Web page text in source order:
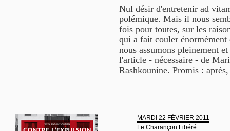
Nul désir d'entretenir ad
polémique. Mais il nous
fois pour toutes, sur les
qui a fait couler
nous assumons pleinement
l'article - nécessaire - de
Rashkounine. Promis :
MARDI 22 FÉVRIER 2011
Le Charançon Libéré